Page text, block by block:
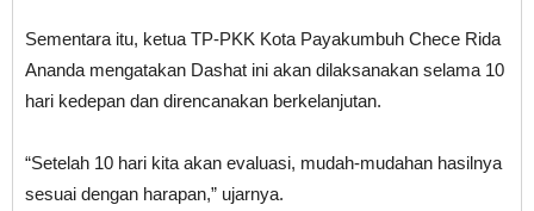
Sementara itu, ketua TP-PKK Kota Payakumbuh Chece Rida
Ananda mengatakan Dashat ini akan dilaksanakan selama 10
hari kedepan dan direncanakan berkelanjutan.
“Setelah 10 hari kita akan evaluasi, mudah-mudahan hasilnya
sesuai dengan harapan,” ujarnya.